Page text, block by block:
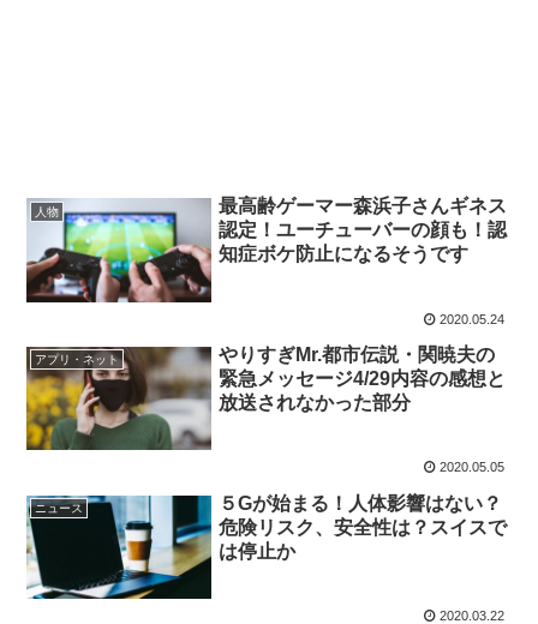
人物
最高齢ゲーマー森浜子さんギネス
認定！ユーチューバーの顔も！認
知症ボケ防止になるそうです
2020.05.24
アプリ・ネット
やりすぎMr.都市伝説・関暁夫の
緊急メッセージ4/29内容の感想と
放送されなかった部分
2020.05.05
ニュース
５Gが始まる！人体影響はない？
危険リスク、安全性は？スイスで
は停止か
2020.03.22